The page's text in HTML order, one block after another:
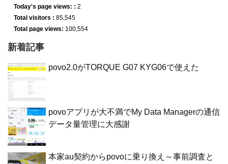
Today's page views: : 2
Total visitors : 85,545
Total page views: 100,554
新着記事
povo2.0がTORQUE G07 KYG06で使えた
povoアプリが大不満でMy Data Managerの通信
データ量管理に大感謝
本家au契約からpovoに乗り換え～事前調査と